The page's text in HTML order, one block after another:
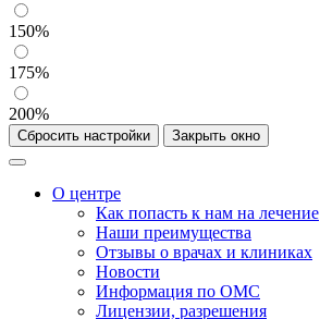
150%
175%
200%
Сбросить настройки Закрыть окно
О центре
Как попасть к нам на лечение
Наши преимущества
Отзывы о врачах и клиниках
Новости
Информация по ОМС
Лицензии, разрешения